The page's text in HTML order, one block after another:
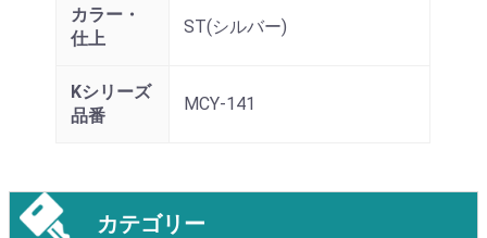
カラー・
仕上
ST(シルバー)
Kシリーズ
品番
MCY-141
カテゴリー